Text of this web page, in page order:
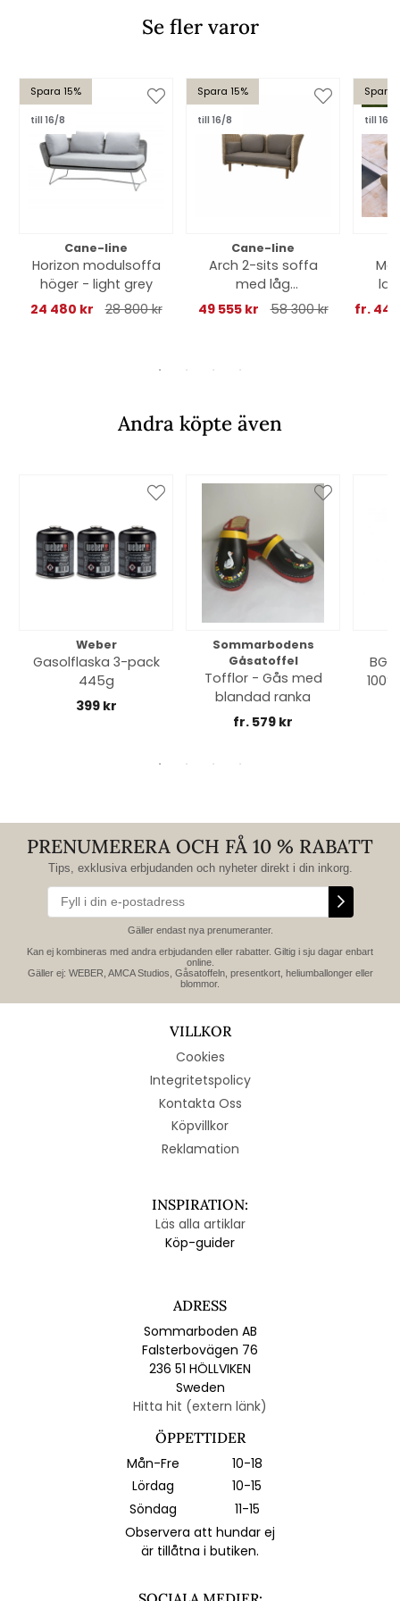
Se fler varor
Spara 15%
till 16/8
Cane-line
Horizon modulsoffa
höger - light grey
24 480 kr
28 800 kr
Spara 15%
till 16/8
Cane-line
Arch 2-sits soffa
med låg
arm/ryggstöd -
49 555 kr 58 300 kr
Spara
till 16/8
fr. 44
Andra köpte även
Weber
Gasolflaska 3-pack
445g
399 kr
Sommarbodens
Gåsatoffel
Tofflor - Gås med
blandad ranka
fr. 579 kr
PRENUMERERA OCH FÅ 10 % RABATT
Tips, exklusiva erbjudanden och nyheter direkt i din inkorg.
Gäller endast nya prenumeranter.
Kan ej kombineras med andra erbjudanden eller rabatter. Giltig i sju dagar enbart
online.
Gäller ej: WEBER, AMCA Studios, Gåsatoffeln, presentkort, heliumballonger eller
blommor.
VILLKOR
Cookies
Integritetspolicy
Kontakta Oss
Köpvillkor
Reklamation
INSPIRATION:
Läs alla artiklar
Köp-guider
ADRESS
Sommarboden AB
Falsterbovägen 76
236 51 HÖLLVIKEN
Sweden
Hitta hit (extern länk)
ÖPPETTIDER
Mån-Fre
10-18
Lördag
10-15
Söndag
11-15
Observera att hundar ej
är tillåtna i butiken.